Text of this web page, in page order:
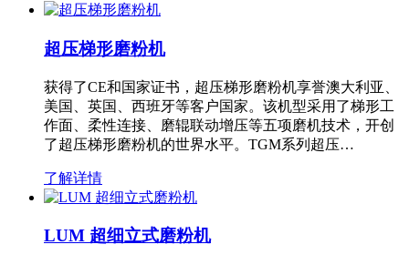
超压梯形磨粉机
获得了CE和国家证书，超压梯形磨粉机享誉澳大利亚、
美国、英国、西班牙等客户国家。该机型采用了梯形工
作面、柔性连接、磨辊联动增压等五项磨机技术，开创
了超压梯形磨粉机的世界水平。TGM系列超压…
了解详情
LUM 超细立式磨粉机